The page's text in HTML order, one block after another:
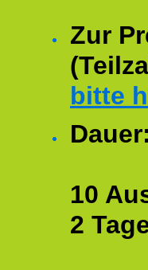
Zur
bitte
Dauer:
10
2